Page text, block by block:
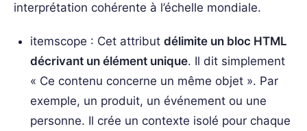
interprétation cohérente à l’échelle mondiale.
itemscope : Cet attribut délimite un bloc HTML
décrivant un élément unique. Il dit simplement
« Ce contenu concerne un même objet ». Par
exemple, un produit, un événement ou une
personne. Il crée un contexte isolé pour chaque